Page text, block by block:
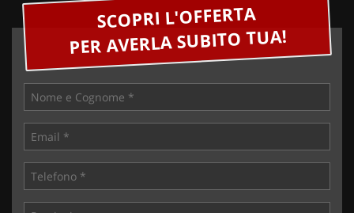
SCOPRI L'OFFERTA
PER AVERLA SUBITO TUA!